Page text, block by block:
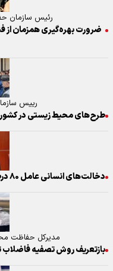
رئیس سازمان
ضرورت بهره‌گیری همزمان از
رییس
طرح‌های محیط زیستی در
دخالت‌های انسانی عامل ۸۰ درصد بحران آب کشور
مدیرکل حفاظت
بازتعریف روش تصفیه فاضلاب